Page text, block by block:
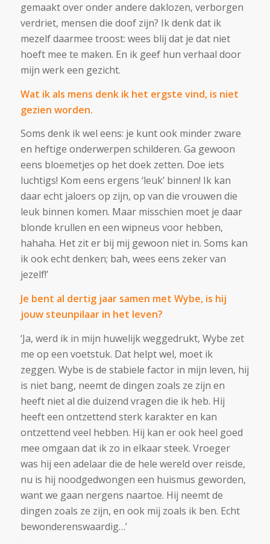
gemaakt over onder andere daklozen, verborgen
verdriet, mensen die doof zijn? Ik denk dat ik
mezelf daarmee troost: wees blij dat je dat niet
hoeft mee te maken. En ik geef hun verhaal door
mijn werk een gezicht.
Wat ik als mens denk ik het ergste vind, is niet
gezien worden.
Soms denk ik wel eens: je kunt ook minder zware
en heftige onderwerpen schilderen. Ga gewoon
eens bloemetjes op het doek zetten. Doe iets
luchtigs! Kom eens ergens ‘leuk’ binnen! Ik kan
daar echt jaloers op zijn, op van die vrouwen die
leuk binnen komen. Maar misschien moet je daar
blonde krullen en een wipneus voor hebben,
hahaha. Het zit er bij mij gewoon niet in. Soms kan
ik ook echt denken; bah, wees eens zeker van
jezelf!’
Je bent al dertig jaar samen met Wybe, is hij
jouw steunpilaar in het leven?
‘Ja, werd ik in mijn huwelijk weggedrukt, Wybe zet
me op een voetstuk. Dat helpt wel, moet ik
zeggen. Wybe is de stabiele factor in mijn leven, hij
is niet bang, neemt de dingen zoals ze zijn en
heeft niet al die duizend vragen die ik heb. Hij
heeft een ontzettend sterk karakter en kan
ontzettend veel hebben. Hij kan er ook heel goed
mee omgaan dat ik zo in elkaar steek. Vroeger
was hij een adelaar die de hele wereld over reisde,
nu is hij noodgedwongen een huismus geworden,
want we gaan nergens naartoe. Hij neemt de
dingen zoals ze zijn, en ook mij zoals ik ben. Echt
bewonderenswaardig…’